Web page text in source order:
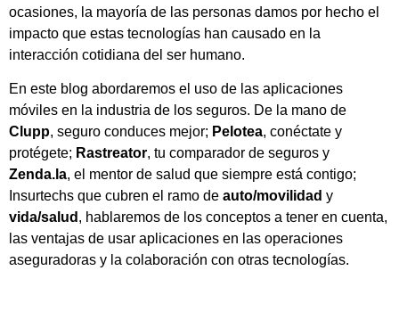
ocasiones, la mayoría de las personas damos por hecho el
impacto que estas tecnologías han causado en la
interacción cotidiana del ser humano.
En este blog abordaremos el uso de las aplicaciones
móviles en la industria de los seguros. De la mano de
Clupp, seguro conduces mejor; Pelotea, conéctate y
protégete; Rastreator, tu comparador de seguros y
Zenda.la, el mentor de salud que siempre está contigo;
Insurtechs que cubren el ramo de auto/movilidad y
vida/salud , hablaremos de los conceptos a tener en cuenta,
las ventajas de usar aplicaciones en las operaciones
aseguradoras y la colaboración con otras tecnologías.